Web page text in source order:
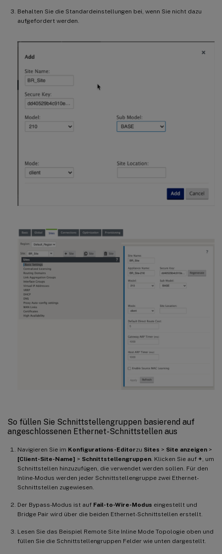
Behalten Sie die Standardeinstellungen bei, wenn Sie nicht dazu
aufgefordert werden.
So füllen Sie Schnittstellengruppen basierend auf
angeschlossenen Ethernet-Schnittstellen aus
Navigieren Sie im Konfigurations-Editorzu Sites > Site anzeigen >
[Client-Site-Name] > Schnittstellengruppen. Klicken Sie auf +, um
Schnittstellen hinzuzufügen, die verwendet werden sollen. Für den
Inline-Modus werden jeder Schnittstellengruppe zwei Ethernet-
Schnittstellen zugewiesen.
Der Bypass-Modus ist auf Fail-to-Wire-Modus eingestellt und
Bridge Pair wird über die beiden Ethernet-Schnittstellen erstellt.
Lesen Sie das Beispiel Remote Site Inline Mode Topologie oben und
füllen Sie die Schnittstellengruppen Felder wie unten dargestellt.